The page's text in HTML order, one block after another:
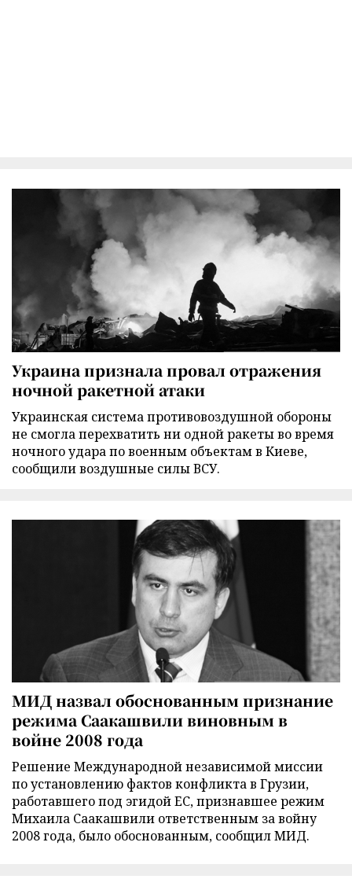
Украина признала провал отражения
ночной ракетной атаки
Украинская система противовоздушной обороны
не смогла перехватить ни одной ракеты во время
ночного удара по военным объектам в Киеве,
сообщили воздушные силы ВСУ.
МИД назвал обоснованным признание
режима Саакашвили виновным в
войне 2008 года
Решение Международной независимой миссии
по установлению фактов конфликта в Грузии,
работавшего под эгидой ЕС, признавшее режим
Михаила Саакашвили ответственным за войну
2008 года, было обоснованным, сообщил МИД.